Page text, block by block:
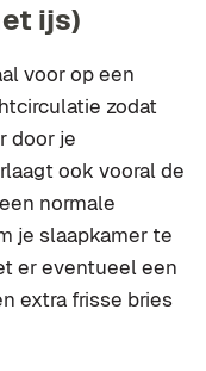
ijs)
voor op een
zodat
door je
ook vooral de
normale
je slaapkamer te
er eventueel een
extra frisse bries